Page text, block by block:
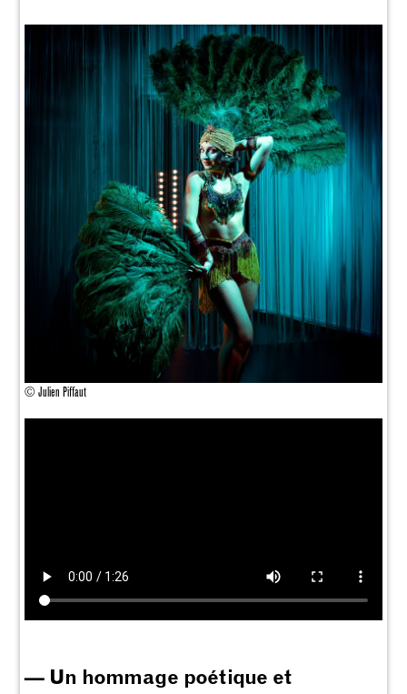
© Julien Piffaut
— Un hommage poétique et